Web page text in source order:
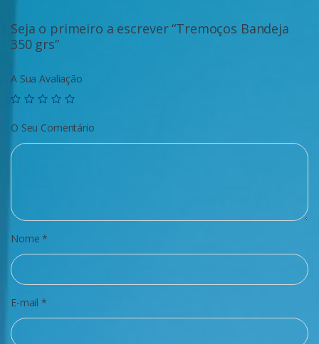
Seja o primeiro a escrever “Tremoços Bandeja
350 grs”
A Sua Avaliação
O Seu Comentário
Nome*
E-mail*